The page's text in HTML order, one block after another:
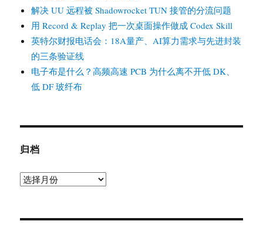
解决 UU 远程被 Shadowrocket TUN 接管的分流问题
用 Record & Replay 把一次桌面操作做成 Codex Skill
英特尔财报电话会：18A量产、AI算力需求与先进封装
的三条验证线
电子布是什么？高频高速 PCB 为什么离不开低 DK、
低 DF 玻纤布
归档
归